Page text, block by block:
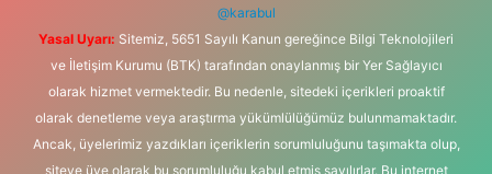
@karabul
Yasal Uyarı: Sitemiz, 5651 Sayılı Kanun gereğince Bilgi Teknolojileri
ve İletişim Kurumu (BTK) tarafından onaylanmış bir Yer Sağlayıcı
olarak hizmet vermektedir. Bu nedenle, sitedeki içerikleri proaktif
olarak denetleme veya araştırma yükümlülüğümüz bulunmamaktadır.
Ancak, üyelerimiz yazdıkları içeriklerin sorumluluğunu taşımakta olup,
siteye üye olarak bu sorumluluğu kabul etmiş sayılırlar. Bu internet